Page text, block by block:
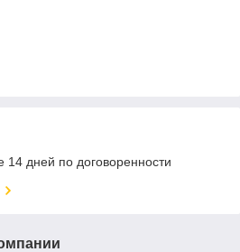
14 дней по договоренности